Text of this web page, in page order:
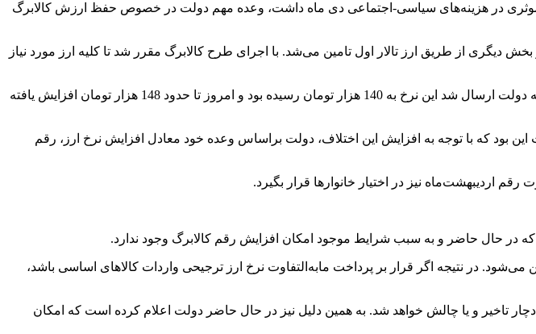
موثری در هزینه‌های سیاسی-اجتماعی دی ماه داشت، وعده مهم دولت در خصوص حفظ ارزش کالابرگ
ارز مورد نیاز برای واردات بخشی از کالاهای اساسی با ارز 28 هزار و 500 تومانی و بخش دیگری از طریق ارز تالار اول تامین می‌شد. با اجرای طرح کالابرگ مقرر شد تا کلیه ارز مورد نیاز
در ابتدای اجرای کالابرگ این رقم 112 هزار تومان بود. در بازه زمانی که سه سناریو افزایش رقم کالابرگ به دولت ارسال شد این نرخ به 140 هزار تومان رسیده بود و امروز تا حدود 148 هزار تومان افزایش یافته
بود که با توجه به افزایش این اختلاف، دولت براساس وعده خود معادل افزایش نرخ ارز، رقم
اردیبهشت‌ماه نیز در اختیار خانوارها قرار بگیرد.
در حال حاضر و به سبب شرایط موجود امکان افزایش رقم کالابرگ وجود ندارد.
در نتیجه اگر قرار بر پرداخت مابه‌التفاوت نرخ ارز ترجیحی واردات کالاهای اساسی باشد،
تاخیر و یا چالش خواهد شد. به همین دلیل نیز در حال حاضر دولت اعلام کرده است که امکان